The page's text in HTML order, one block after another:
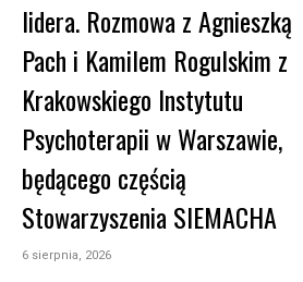
lidera. Rozmowa z Agnieszką
Pach i Kamilem Rogulskim z
Krakowskiego Instytutu
Psychoterapii w Warszawie,
będącego częścią
Stowarzyszenia SIEMACHA
6 sierpnia, 2026